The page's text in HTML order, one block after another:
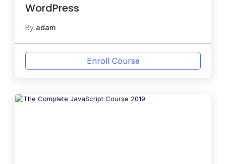
WordPress
By adam
Enroll Course